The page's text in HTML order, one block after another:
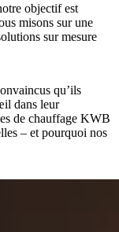
objectif est
misons sur une
sur mesure
qu’ils
dans leur
de chauffage KWB
– et pourquoi nos